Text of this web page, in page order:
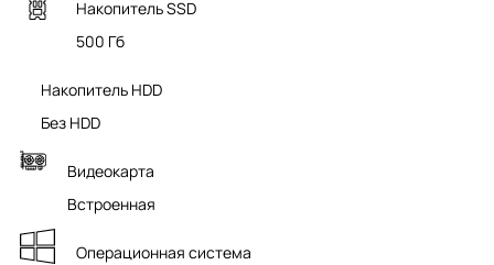
Накопитель SSD
500 Гб
Накопитель HDD
Без HDD
Видеокарта
Встроенная
Операционная система